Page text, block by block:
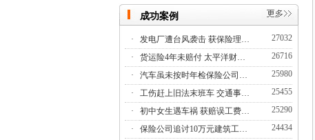
成功案例
· 发电厂遭台风袭击 获保险理…
27032
·
货运险4年未赔付 太平洋财…
26716
·
汽车虽未按时年检保险公司…
25980
·
工伤赶上旧法末班车 交通事…
25455
·
初中女生遇车祸 获赔误工费…
25290
·
保险公司追讨10万元建筑工… 24434